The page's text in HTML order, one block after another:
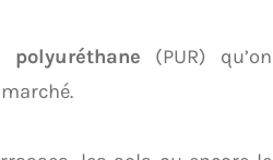
polyuréthane (PUR) qu’on